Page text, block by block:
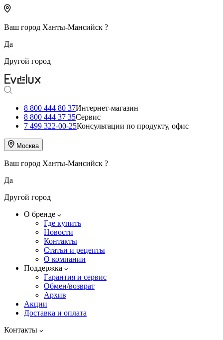
Ваш город Ханты-Мансийск ?
Да
Другой город
8 800 444 80 37Интернет-магазин
8 800 444 37 35Сервис
7 499 322-00-25Консультации по продукту, офис
Москва
Ваш город Ханты-Мансийск ?
Да
Другой город
О бренде
Где купить
Новости
Контакты
Статьи и рецепты
О компании
Поддержка
Гарантия и сервис
Обмен/возврат
Архив
Акции
Доставка и оплата
Контакты